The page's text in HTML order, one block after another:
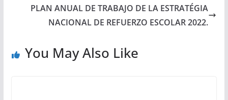
PLAN ANUAL DE TRABAJO DE LA ESTRATÉGIA
NACIONAL DE REFUERZO ESCOLAR 2022.
You May Also Like